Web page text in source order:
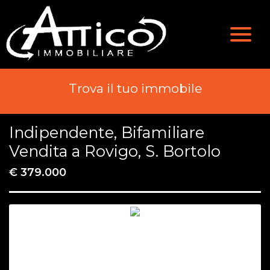
Valutazione
Immobili
Contatti
Trova il tuo immobile
Indipendente, Bifamiliare
Vendita a Rovigo, S. Bortolo
€ 379.000